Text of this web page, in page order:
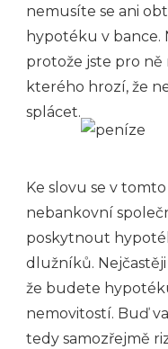
nemusíte se ani
hypotéku v bance.
protože jste pro ně
kterého hrozí, že
splácet.
Ke slovu se v
nebankovní
poskytnout
dlužníků.
že budete
nemovitostí. Buď
tedy samozřejmě